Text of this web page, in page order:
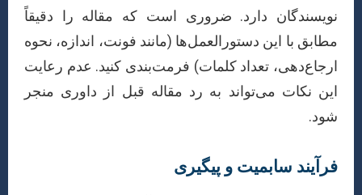
نویسندگان دارد. ضروری است که مقاله را دقیقاً
مطابق با این دستورالعمل‌ها (مانند فونت، اندازه، نحوه
ارجاع‌دهی، تعداد کلمات) فرمت‌بندی کنید. عدم رعایت
این نکات می‌تواند به رد مقاله قبل از داوری منجر
شود.
فرآیند سابمیت و پیگیری